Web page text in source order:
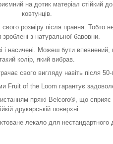
на дотик матеріал стійкий
ковтунців.
розміру після прання. Тобто
зроблені з натуральної бавовни.
і насичені. Можеш бути
колір, який вибрав.
свого вигляду навіть після
Fruit of the Loom гарантує
пряжі Belcoro®, що сприяє
друкарській поверхні.
лекало для нестандартного